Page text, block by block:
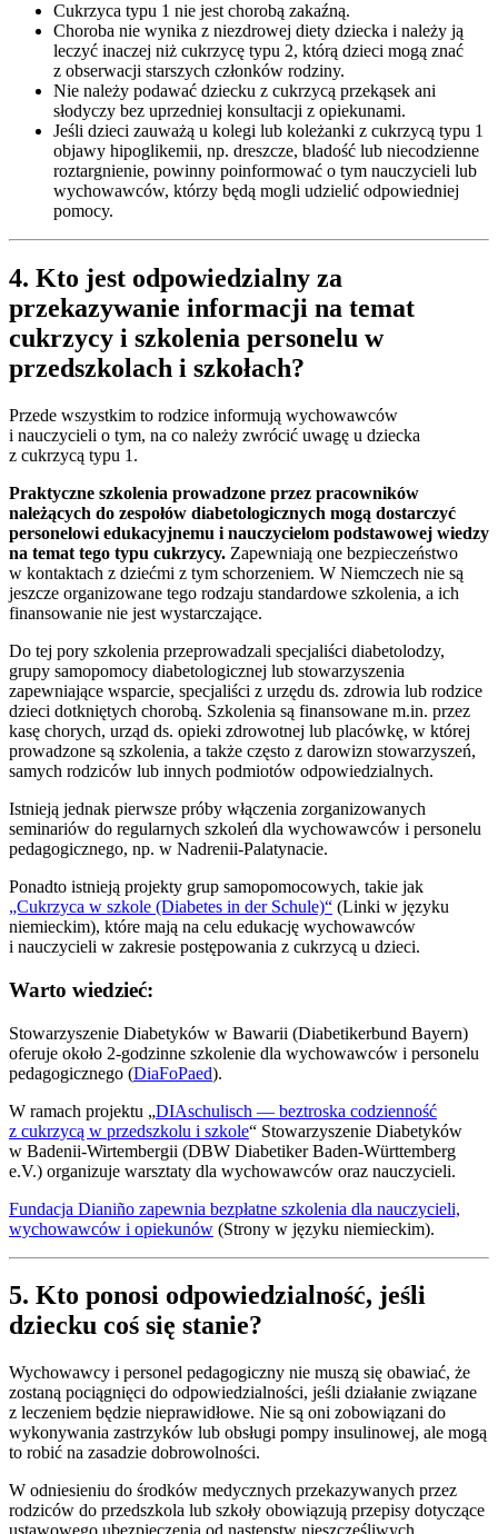
Cukrzyca typu 1 nie jest chorobą zakaźną.
Choroba nie wynika z niezdrowej diety dziecka i należy ją
leczyć inaczej niż cukrzycę typu 2, którą dzieci mogą znać
z obserwacji starszych członków rodziny.
Nie należy podawać dziecku z cukrzycą przekąsek ani
słodyczy bez uprzedniej konsultacji z opiekunami.
Jeśli dzieci zauważą u kolegi lub koleżanki z cukrzycą typu 1
objawy hipoglikemii, np. dreszcze, bladość lub niecodzienne
roztargnienie, powinny poinformować o tym nauczycieli lub
wychowawców, którzy będą mogli udzielić odpowiedniej
pomocy.
4. Kto jest odpowiedzialny za
przekazywanie informacji na temat
cukrzycy i szkolenia personelu w
przedszkolach i szkołach?
Przede wszystkim to rodzice informują wychowawców
i nauczycieli o tym, na co należy zwrócić uwagę u dziecka
z cukrzycą typu 1.
Praktyczne szkolenia prowadzone przez pracowników
należących do zespołów diabetologicznych mogą dostarczyć
personelowi edukacyjnemu i nauczycielom podstawowej wiedzy
na temat tego typu cukrzycy. Zapewniają one bezpieczeństwo
w kontaktach z dziećmi z tym schorzeniem. W Niemczech nie są
jeszcze organizowane tego rodzaju standardowe szkolenia, a ich
finansowanie nie jest wystarczające.
Do tej pory szkolenia przeprowadzali specjaliści diabetolodzy,
grupy samopomocy diabetologicznej lub stowarzyszenia
zapewniające wsparcie, specjaliści z urzędu ds. zdrowia lub rodzice
dzieci dotkniętych chorobą. Szkolenia są finansowane m.in. przez
kasę chorych, urząd ds. opieki zdrowotnej lub placówkę, w której
prowadzone są szkolenia, a także często z darowizn stowarzyszeń,
samych rodziców lub innych podmiotów odpowiedzialnych.
Istnieją jednak pierwsze próby włączenia zorganizowanych
seminariów do regularnych szkoleń dla wychowawców i personelu
pedagogicznego, np. w Nadrenii-Palatynacie.
Ponadto istnieją projekty grup samopomocowych, takie jak
„Cukrzyca w szkole (Diabetes in der Schule)“ (Linki w języku
niemieckim), które mają na celu edukację wychowawców
i nauczycieli w zakresie postępowania z cukrzycą u dzieci.
Warto wiedzieć:
Stowarzyszenie Diabetyków w Bawarii (Diabetikerbund Bayern)
oferuje około 2-godzinne szkolenie dla wychowawców i personelu
pedagogicznego (DiaFoPaed).
W ramach projektu „DIAschulisch — beztroska codzienność
z cukrzycą w przedszkolu i szkole“ Stowarzyszenie Diabetyków
w Badenii-Wirtembergii (DBW Diabetiker Baden-Württemberg
e.V.) organizuje warsztaty dla wychowawców oraz nauczycieli.
Fundacja Dianiño zapewnia bezpłatne szkolenia dla nauczycieli,
wychowawców i opiekunów (Strony w języku niemieckim).
5. Kto ponosi odpowiedzialność, jeśli
dziecku coś się stanie?
Wychowawcy i personel pedagogiczny nie muszą się obawiać, że
zostaną pociągnięci do odpowiedzialności, jeśli działanie związane
z leczeniem będzie nieprawidłowe. Nie są oni zobowiązani do
wykonywania zastrzyków lub obsługi pompy insulinowej, ale mogą
to robić na zasadzie dobrowolności.
W odniesieniu do środków medycznych przekazywanych przez
rodziców do przedszkola lub szkoły obowiązują przepisy dotyczące